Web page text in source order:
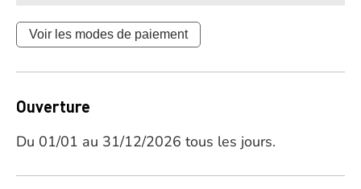
Voir les modes de paiement
Ouverture
Du 01/01 au 31/12/2026 tous les jours.